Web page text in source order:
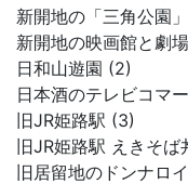
新開地の「三角公園
新開地の映画館と劇
日和山遊園 (2)
日本酒のテレビコマ
旧JR姫路駅 (3)
旧JR姫路駅 えきそば
旧居留地のドンナロ